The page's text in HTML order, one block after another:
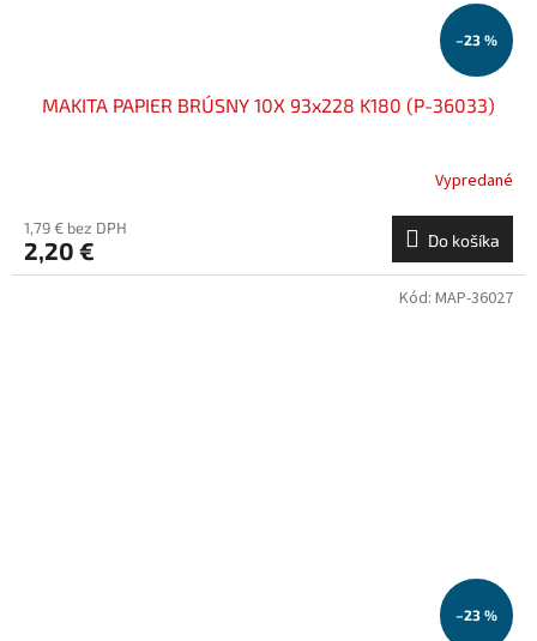
–23 %
MAKITA PAPIER BRÚSNY 10X 93x228 K180 (P-36033)
Vypredané
1,79 € bez DPH
2,20 € Do košíka
–23 %
Kód: MAP-36027